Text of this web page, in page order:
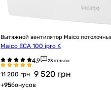
Вытяжной вентилятор Maico
Maico ECA 100 ipro K
23 отзыва
11 200 грн 9 520 грн
+95бонусов